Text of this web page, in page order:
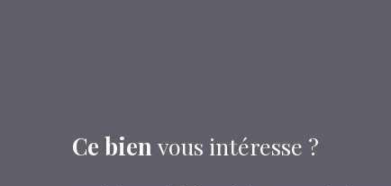
Ce bien vous intéresse ?